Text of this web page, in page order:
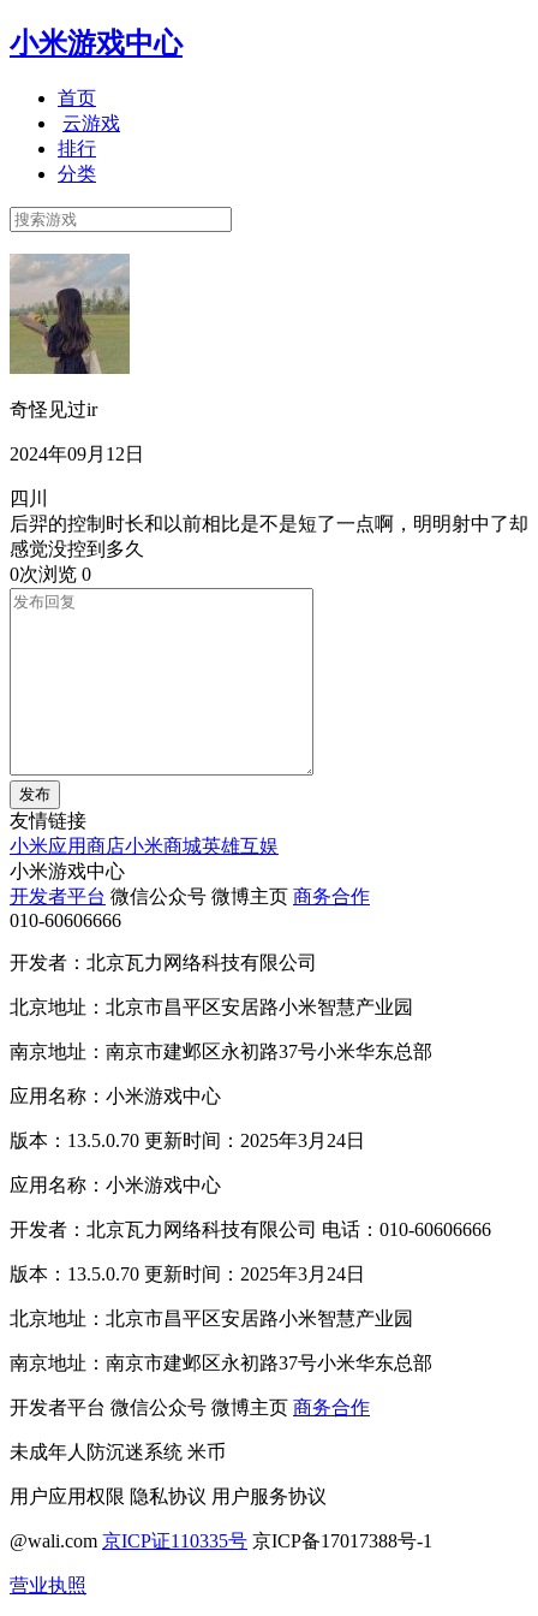
小米游戏中心
首页
云游戏
排行
分类
奇怪见过ir
2024年09月12日
四川
后羿的控制时长和以前相比是不是短了一点啊，明明射中了却
感觉没控到多久
0次浏览 0
发布
友情链接
小米应用商店小米商城英雄互娱
小米游戏中心
开发者平台 微信公众号 微博主页 商务合作
010-60606666
开发者：北京瓦力网络科技有限公司
北京地址：北京市昌平区安居路小米智慧产业园
南京地址：南京市建邺区永初路37号小米华东总部
应用名称：小米游戏中心
版本：13.5.0.70 更新时间：2025年3月24日
应用名称：小米游戏中心
开发者：北京瓦力网络科技有限公司 电话：010-60606666
版本：13.5.0.70 更新时间：2025年3月24日
北京地址：北京市昌平区安居路小米智慧产业园
南京地址：南京市建邺区永初路37号小米华东总部
开发者平台 微信公众号 微博主页 商务合作
未成年人防沉迷系统 米币
用户应用权限 隐私协议 用户服务协议
@wali.com 京ICP证110335号 京ICP备17017388号-1
营业执照